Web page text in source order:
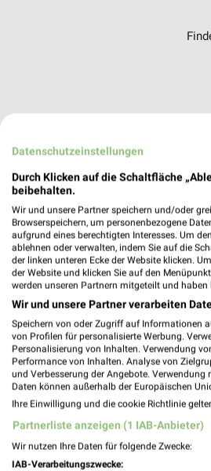
Rossmann
49770 Herzlake
Datenschutzeinstellungen
Durch Klicken auf die Schaltfläche
beibehalten.
Wir und unsere Partner speichern und/oder
Browserspeichern, um personenbezogene
aufgrund eines berechtigten Interesses. Um
ablehnen oder verwalten, indem Sie auf die
der linken unteren Ecke der Website klicken.
der Website und klicken Sie auf den
werden unseren Partnern mitgeteilt und
Wir und unsere Partner verarbeiten
Speichern von oder Zugriff auf Informationen
von Profilen für personalisierte Werbung.
Personalisierung von Inhalten. Verwendung
Performance von Inhalten. Analyse von
und Verbesserung der Angebote.
Daten können außerhalb der Europäischen
Ihre Einwilligung und die cookie Richtlinie
Partnerliste anzeigen (1 IAB-Anbieter)
Wir nutzen Ihre Daten für folgende Zwecke:
IAB-Verarbeitungszwecke: